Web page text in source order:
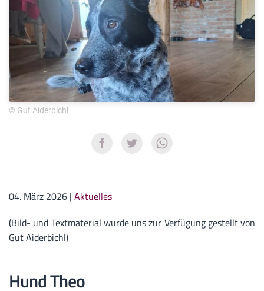
© Gut Aiderbichl
04. März 2026 | Aktuelles
(Bild- und Textmaterial wurde uns zur Verfügung gestellt von
Gut Aiderbichl)
Hund Theo